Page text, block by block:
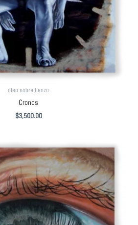
oleo sobre lienzo
Cronos
$3,500.00